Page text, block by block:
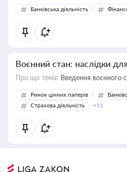
Банківська діяльність
Воєнний стан: наслідки
Про що тема: Введення воєнного
Ринок цінних паперів
Страхова діяльність
+11